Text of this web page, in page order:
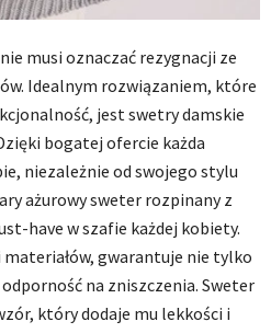
musi oznaczać rezygnacji ze
Idealnym rozwiązaniem, które
jest swetry damskie
bogatej ofercie każda
niezależnie od swojego stylu
ażurowy sweter rozpinany z
have w szafie każdej kobiety.
materiałów, gwarantuje nie tylko
na zniszczenia. Sweter
który dodaje mu lekkości i